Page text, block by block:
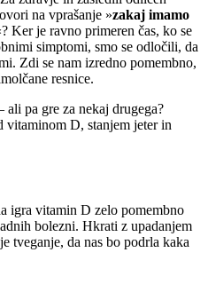
na vprašanje »zakaj imamo
Ker je ravno primeren čas, ko se
simptomi, smo se odločili, da
Zdi se nam izredno pomembno,
resnice.
ali pa gre za nekaj drugega?
vitaminom D, stanjem jeter in
igra vitamin D zelo pomembno
bolezni. Hkrati z upadanjem
tveganje, da nas bo podrla kaka